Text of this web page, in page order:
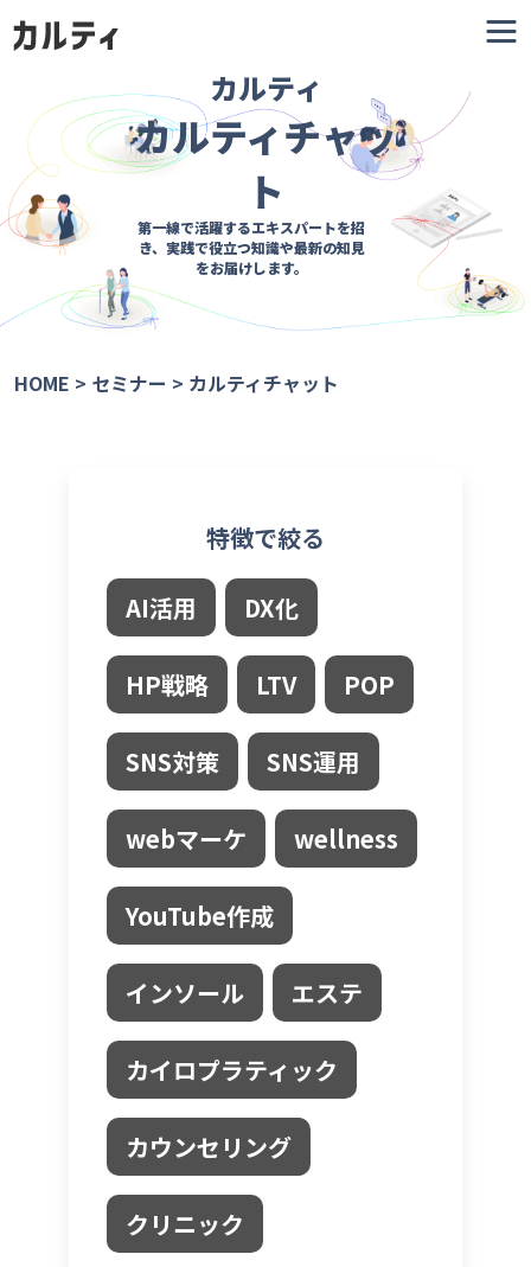
カルティ
カルティチャッ
ト
第一線で活躍するエキスパートを招
き、 実践で役立つ知識や最新の知見
をお届けします。
HOME > セミナー > カルティチャット
特徴で絞る
AI活用 DX化
HP戦略 LTV POP
SNS対策 SNS運用
webマーケ wellness
YouTube作成
インソール エステ
カイロプラティック
カウンセリング
クリニック